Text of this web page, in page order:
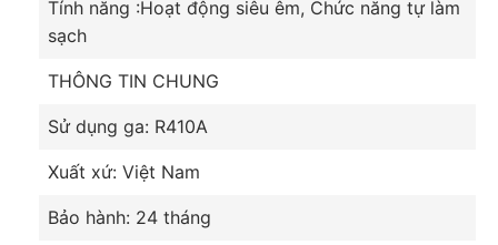
Tính năng :Hoạt động siêu êm, Chức năng tự làm
sạch
THÔNG TIN CHUNG
Sử dụng ga: R410A
Xuất xứ: Việt Nam
Bảo hành: 24 tháng